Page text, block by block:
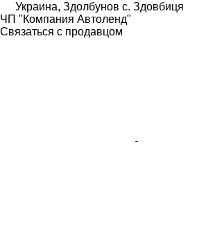
Украина, Здолбунов с. Здовбиця
ЧП "Компания Автоленд"
Связаться с продавцом